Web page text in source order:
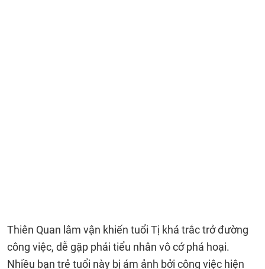
Thiên Quan lâm vận khiến tuổi Tị khá trắc trở đường
công việc, dễ gặp phải tiểu nhân vô cớ phá hoại.
Nhiều bạn trẻ tuổi này bị ám ảnh bởi công việc hiện